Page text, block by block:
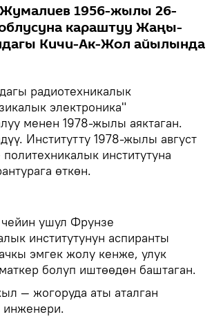
1956-жылы 26-
караштуу Жаңы-
Кичи-Ак-Жол айылында
радиотехникалык
электроника"
менен 1978-жылы аяктаган.
Институтту 1978-жылы август
институтуна
өткөн.
ушул Фрунзе
институтунун аспиранты
эмгек жолу кенже, улук
болуп иштөөдөн баштаган.
— жогоруда аты аталган
инженери.